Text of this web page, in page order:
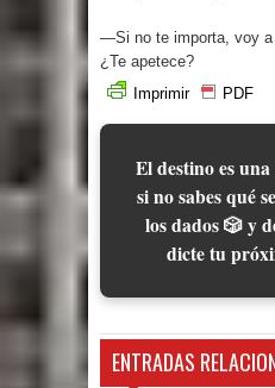
—Si no te importa, voy a
¿Te apetece?
Imprimir
PDF
El destino es
si no sabes qué
los dados 🎲 y
dicte tu
ENTRADAS